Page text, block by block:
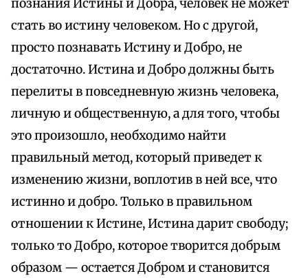
познания Истины и Добра, человек не может
стать во истину человеком. Но с другой,
просто познавать Истину и Добро, не
достаточно. Истина и Добро должны быть
перелиты в повседневную жизнь человека,
личную и общественную, а для того, чтобы
это произошло, необходимо найти
правильный метод, который приведет к
изменению жизни, воплотив в ней все, что
истинно и добро. Только в правильном
отношении к Истине, Истина дарит свободу;
только то Добро, которое творится добрым
образом — остается Добром и становится